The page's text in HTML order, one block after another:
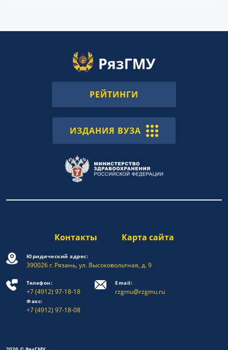
РЕЙТИНГИ
ИЗДАНИЯ ВУЗА
Контакты Карта сайта
Юридический адрес:
390026 г. Рязань, ул. Высоковольтная, д. 9
Телефон:
+7 (4912) 97-18-18
Факс:
+7 (4912) 97-18-08
Email:
rzgmu@rzgmu.ru